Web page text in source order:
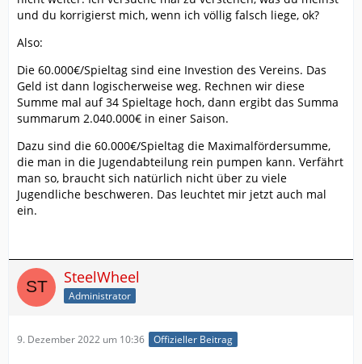
und du korrigierst mich, wenn ich völlig falsch liege, ok?
Also:
Die 60.000€/Spieltag sind eine Investion des Vereins. Das
Geld ist dann logischerweise weg. Rechnen wir diese
Summe mal auf 34 Spieltage hoch, dann ergibt das Summa
summarum 2.040.000€ in einer Saison.
Dazu sind die 60.000€/Spieltag die Maximalfördersumme,
die man in die Jugendabteilung rein pumpen kann. Verfährt
man so, braucht sich natürlich nicht über zu viele
Jugendliche beschweren. Das leuchtet mir jetzt auch mal
ein.
SteelWheel
Administrator
9. Dezember 2022 um 10:36 Offizieller Beitrag